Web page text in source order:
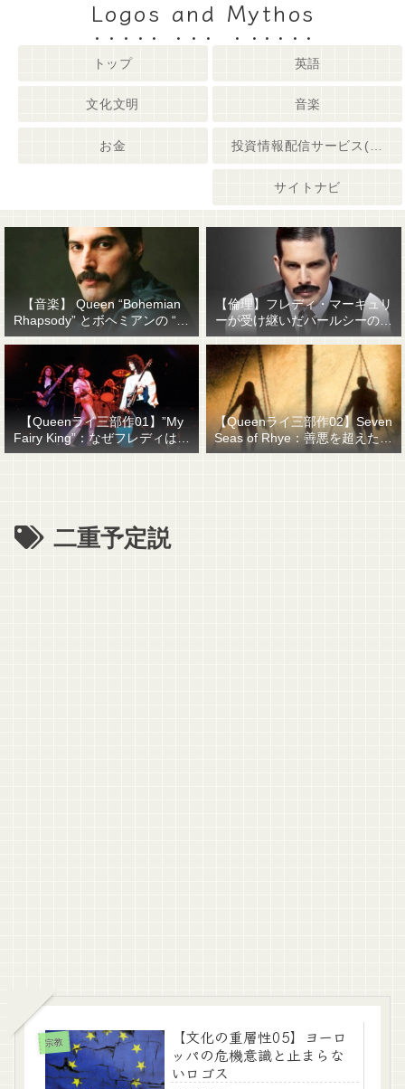
Logos and Mythos
トップ 英語
文化文明 音楽
お金
サイトナビ
【音楽】 Queen “Bohemian
Rhapsody” とボヘミアンの “他
人事感”
【倫理】フレディ・マーキュリ
ーが受け継いだパールシーの精
神遺産
【Queenライ三部作01】”My
Fairy King”：なぜフレディはマ
ーキュリーと名乗ったのか？
【Queenライ三部作02】Seven
Seas of Rhye：善悪を超えたも
のを善悪で裁くということ
二重予定説
宗教
【文化の重層性05】ヨーロ
ッパの危機意識と止まらな
いロゴス